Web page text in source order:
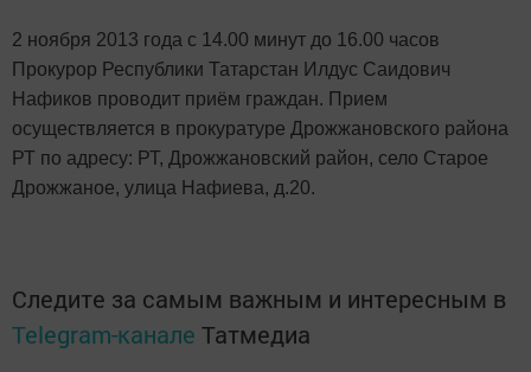
2 ноября 2013 года с 14.00 минут до 16.00 часов
Прокурор Республики Татарстан Илдус Саидович
Нафиков проводит приём граждан. Прием
осуществляется в прокуратуре Дрожжановского района
РТ по адресу: РТ, Дрожжановский район, село Старое
Дрожжаное, улица Нафиева, д.20.
Следите за самым важным и интересным в
Telegram-канале Татмедиа